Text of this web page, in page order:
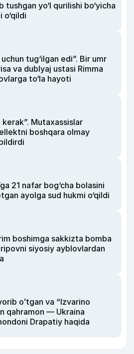
tushgan yo‘l qurilishi bo‘yicha
o‘qildi
tug‘ilgan edi”. Bir umr
va dublyaj ustasi Rimma
to‘la hayoti
Mutaxassislar
boshqara olmay
21 nafar bog‘cha bolasini
ayolga sud hukmi o‘qildi
boshimga sakkizta bomba
siyosiy ayblovlardan
oʻtgan va “Izvarino
qahramon — Ukraina
Drapatiy haqida